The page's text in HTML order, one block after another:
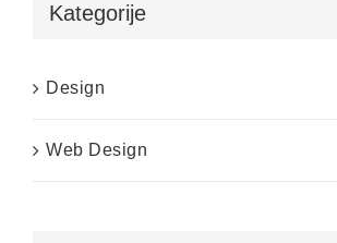
Kategorije
Design
Web Design